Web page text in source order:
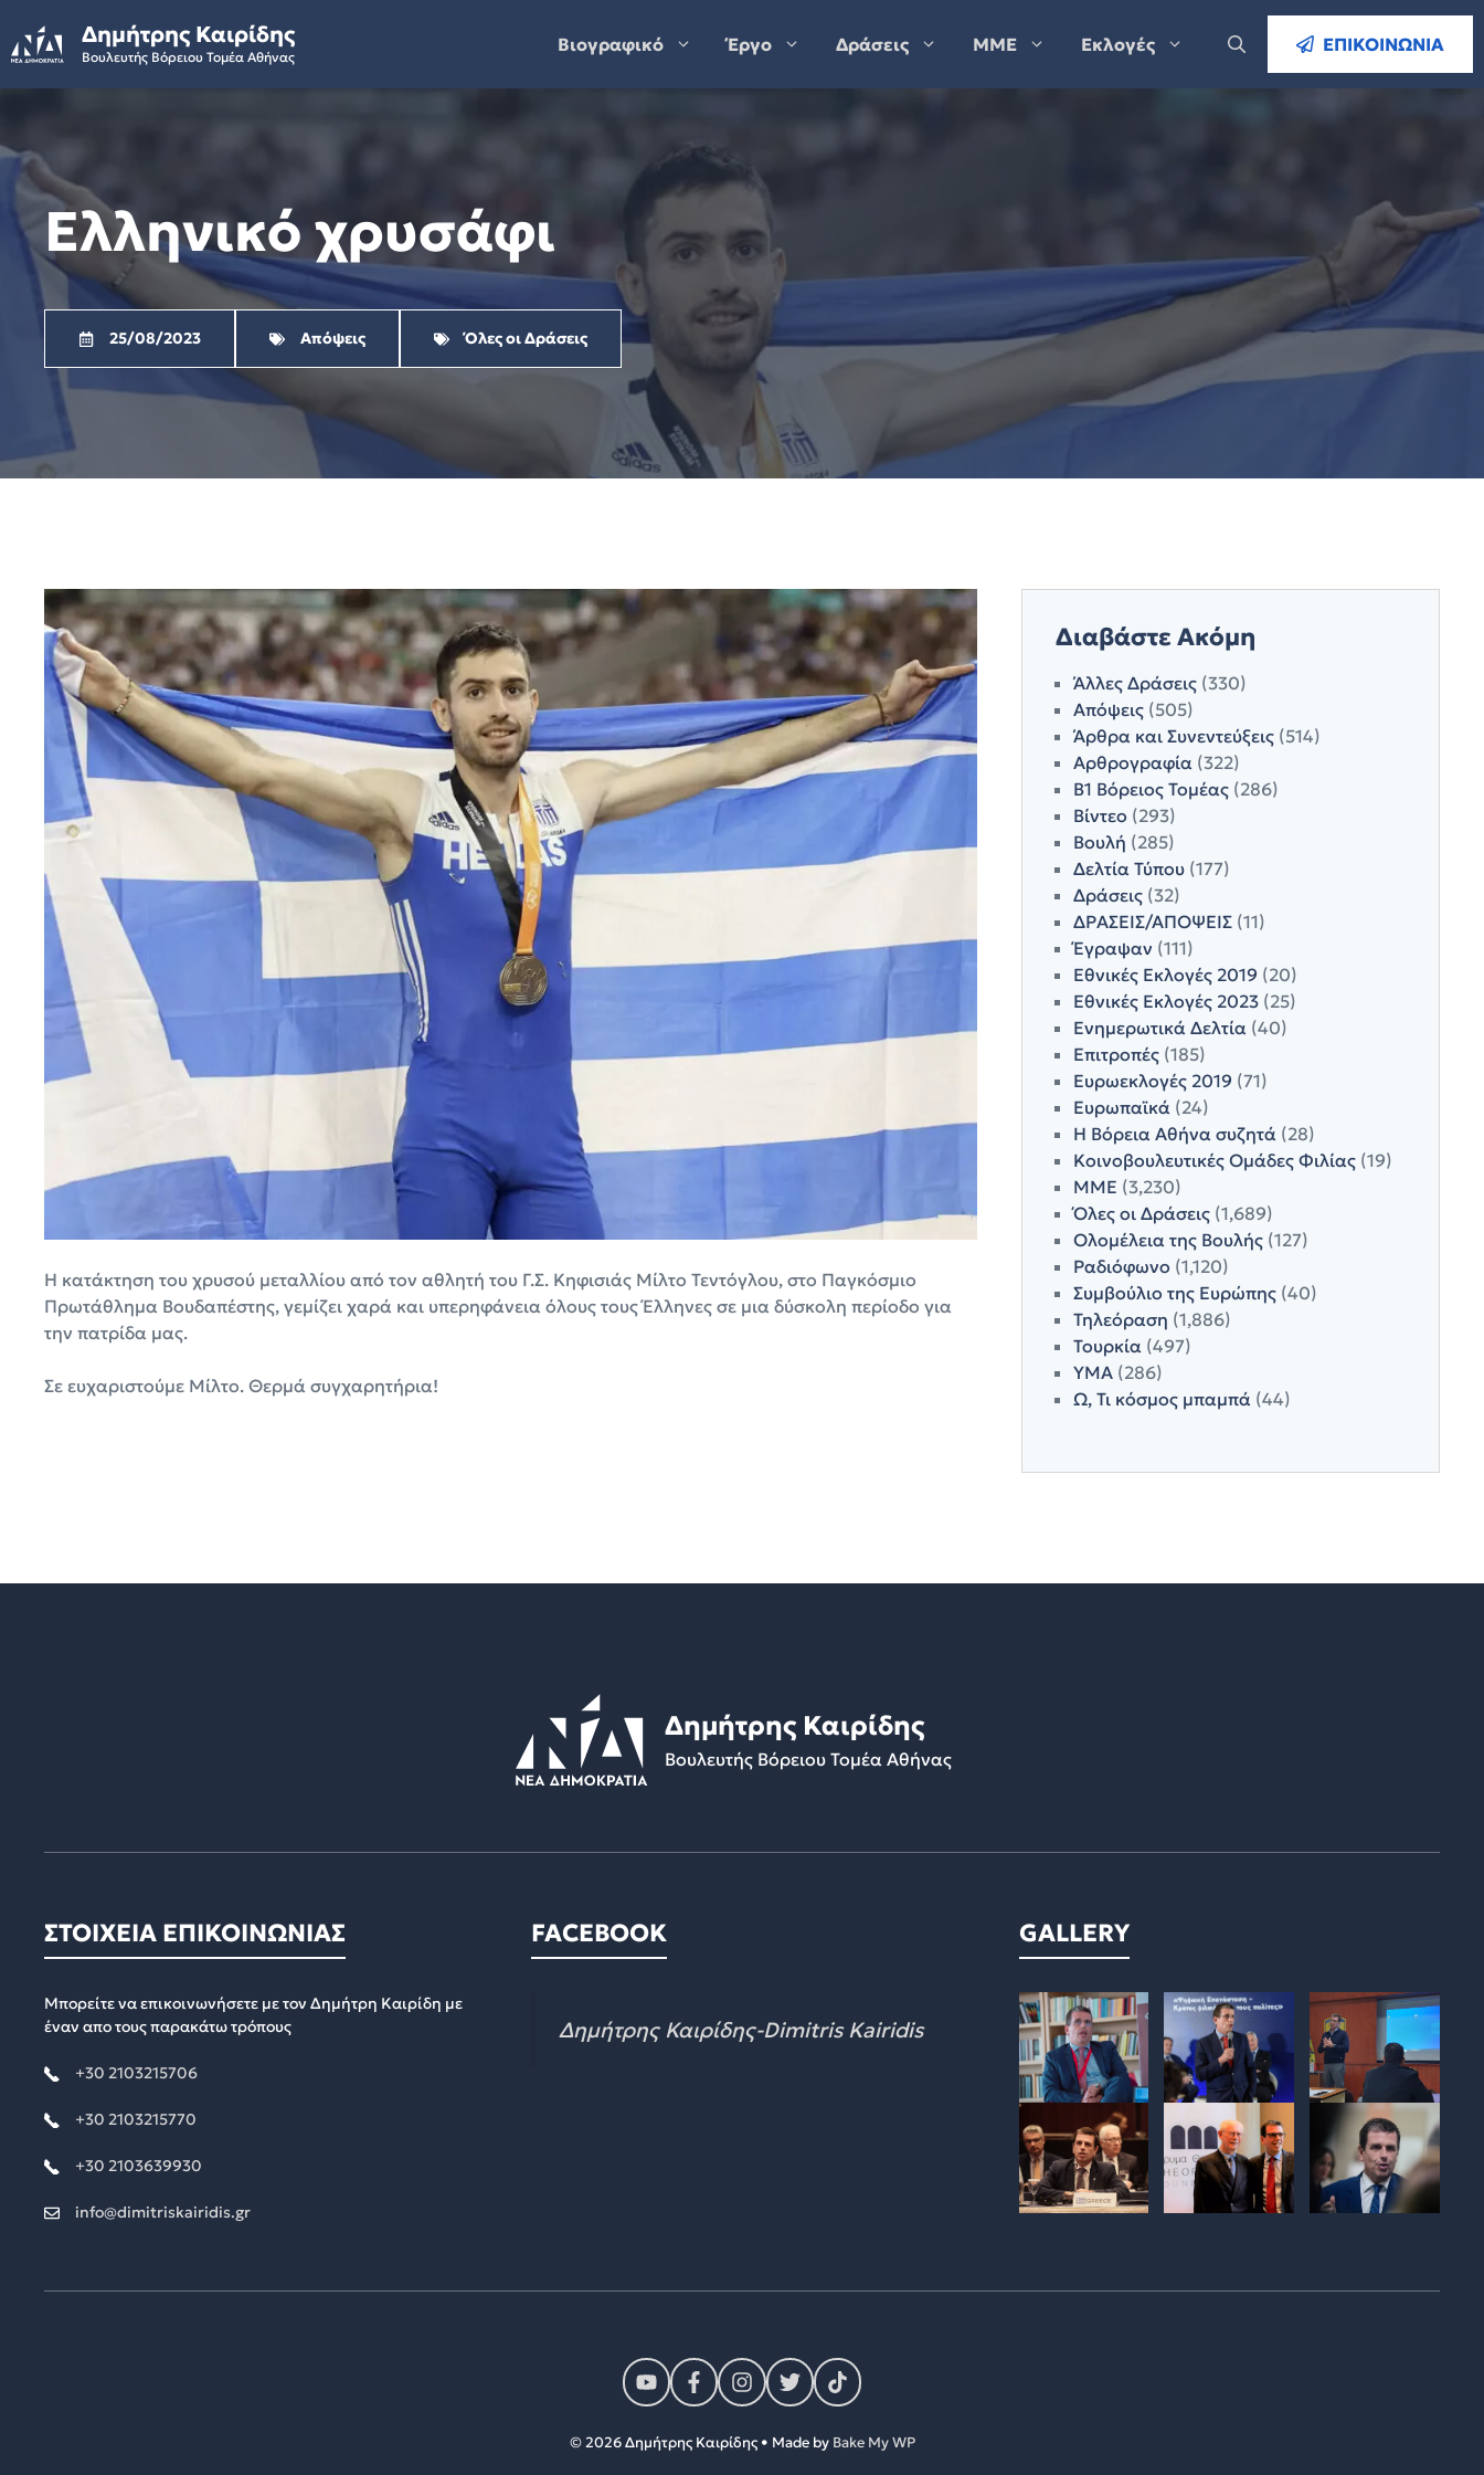
to
content
Δημήτρης Καιρίδης
Βουλευτής Βόρειου Τομέα Αθήνας
Βιογραφικό Έργο Δράσεις ΜΜΕ Εκλογές ΕΠΙΚΟΙΝΩΝΙΑ
Ελληνικό χρυσάφι
25/08/2023 Απόψεις Όλες οι Δράσεις
Η κατάκτηση του χρυσού μεταλλίου από τον αθλητή του Γ.Σ. Κηφισιάς Μίλτο Τεντόγλου, στο Παγκόσμιο
Πρωτάθλημα Βουδαπέστης, γεμίζει χαρά και υπερηφάνεια όλους τους Έλληνες σε μια δύσκολη περίοδο για
την πατρίδα μας.
Σε ευχαριστούμε Μίλτο. Θερμά συγχαρητήρια!
Διαβάστε Ακόμη
Άλλες Δράσεις(330)
Απόψεις(505)
Άρθρα και Συνεντεύξεις(514)
Αρθρογραφία(322)
Β1 Βόρειος Τομέας(286)
Βίντεο (293)
Βουλή (285)
Δελτία Τύπου(177)
Δράσεις(32)
ΔΡΑΣΕΙΣ/ΑΠΟΨΕΙΣ(11)
Έγραψαν (111)
Εθνικές Εκλογές 2019 (20)
Εθνικές Εκλογές 2023(25)
Ενημερωτικά Δελτία(40)
Επιτροπές(185)
Ευρωεκλογές 2019 (71)
Ευρωπαϊκά(24)
Η Βόρεια Αθήνα συζητά(28)
Κοινοβουλευτικές Ομάδες Φιλίας(19)
ΜΜΕ (3,230)
Όλες οι Δράσεις(1,689)
Ολομέλεια της Βουλής(127)
Ραδιόφωνο (1,120)
Συμβούλιο της Ευρώπης(40)
Τηλεόραση (1,886)
Τουρκία(497)
ΥΜΑ(286)
Ω, Τι κόσμος μπαμπά(44)
Δημήτρης Καιρίδης
Βουλευτής Βόρειου Τομέα Αθήνας
ΣΤΟΙΧΕΙΑ ΕΠΙΚΟΙΝΩΝΙΑΣ
Μπορείτε να επικοινωνήσετε με τον Δημήτρη Καιρίδη με
έναν απο τους παρακάτω τρόπους
+30 2103215706
+30 2103215770
+30 2103639930
info@dimitriskairidis.gr
FACEBOOK
Δημήτρης Καιρίδης-Dimitris Kairidis
GALLERY
© 2026 Δημήτρης Καιρίδης • Made by Bake My WP